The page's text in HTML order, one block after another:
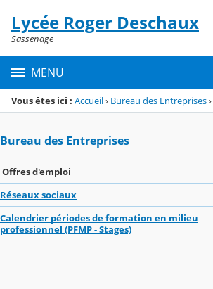
Menu de la rubrique
Contenu
Lycée Roger Deschaux
Sassenage
MENU
Vous êtes ici : Accueil› Bureau des Entreprises›
Bureau des Entreprises
Offres d'emploi
Réseaux sociaux
Calendrier périodes de formation en milieu
professionnel (PFMP - Stages)